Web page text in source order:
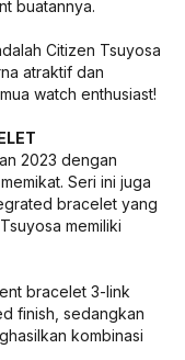
buatannya.
Citizen Tsuyosa
atraktif dan
watch enthusiast!
2023 dengan
Seri ini juga
bracelet yang
memiliki
bracelet 3-link
finish, sedangkan
kombinasi